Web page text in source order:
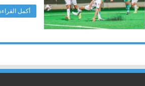
العودة
أمام
أكمل